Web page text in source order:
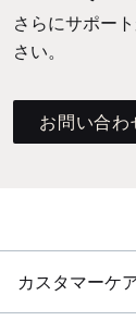
さらにサポー
さい。
お問い合わ
カスタマーケ